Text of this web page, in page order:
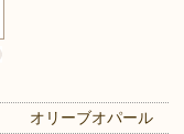
オリーブオパール